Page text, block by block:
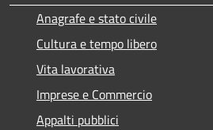
Anagrafe e stato civile
Cultura e tempo libero
Vita lavorativa
Imprese e Commercio
Appalti pubblici